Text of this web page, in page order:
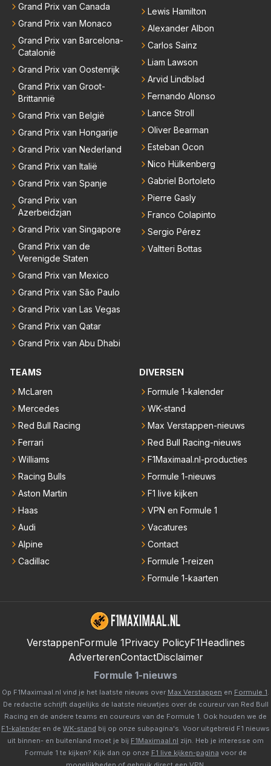
Grand Prix van Canada
Grand Prix van Monaco
Grand Prix van Barcelona-
Catalonië
Grand Prix van Oostenrijk
Grand Prix van Groot-
Brittannië
Grand Prix van België
Grand Prix van Hongarije
Grand Prix van Nederland
Grand Prix van Italië
Grand Prix van Spanje
Grand Prix van
Azerbeidzjan
Grand Prix van Singapore
Grand Prix van de
Verenigde Staten
Grand Prix van Mexico
Grand Prix van São Paulo
Grand Prix van Las Vegas
Grand Prix van Qatar
Grand Prix van Abu Dhabi
Lewis Hamilton
Alexander Albon
Carlos Sainz
Liam Lawson
Arvid Lindblad
Fernando Alonso
Lance Stroll
Oliver Bearman
Esteban Ocon
Nico Hülkenberg
Gabriel Bortoleto
Pierre Gasly
Franco Colapinto
Sergio Pérez
Valtteri Bottas
TEAMS
McLaren
Mercedes
Red Bull Racing
Ferrari
Williams
Racing Bulls
Aston Martin
Haas
Audi
Alpine
Cadillac
DIVERSEN
Formule 1-kalender
WK-stand
Max Verstappen-nieuws
Red Bull Racing-nieuws
F1Maximaal.nl-producties
Formule 1-nieuws
F1 live kijken
VPN en Formule 1
Vacatures
Contact
Formule 1-reizen
Formule 1-kaarten
VerstappenFormule 1Privacy PolicyF1Headlines
AdverterenContactDisclaimer
Formule 1-nieuws
Op F1Maximaal.nl vind je het laatste nieuws over Max Verstappen en Formule 1
De redactie schrijft dagelijks de laatste nieuwtjes over de coureur van Red Bull
Racing en de andere teams en coureurs van de Formule 1. Ook houden we de
F1-kalender en de WK-stand bij op onze subpagina's. Voor uitgebreid F1 nieuws
uit binnen- en buitenland moet je bij F1Maximaal.nl zijn. Heb je interesse om
Formule 1 te kijken? Kijk dan op onze F1 live kijken-pagina voor de